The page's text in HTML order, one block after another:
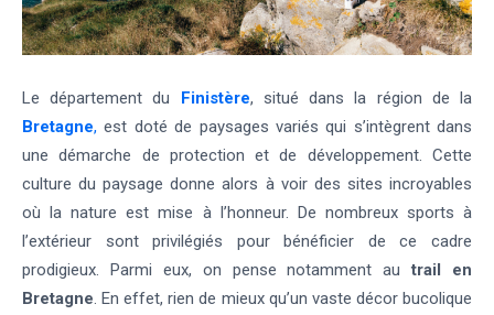
Le département du Finistère, situé dans la région de la
Bretagne, est doté de paysages variés qui s’intègrent dans
une démarche de protection et de développement. Cette
culture du paysage donne alors à voir des sites incroyables
où la nature est mise à l’honneur. De nombreux sports à
l’extérieur sont privilégiés pour bénéficier de ce cadre
prodigieux. Parmi eux, on pense notamment autrail en
Bretagne. En effet, rien de mieux qu’un vaste décor bucolique